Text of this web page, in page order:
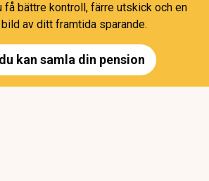
få bättre kontroll, färre utskick och en
av ditt framtida sparande.
kan samla din pension